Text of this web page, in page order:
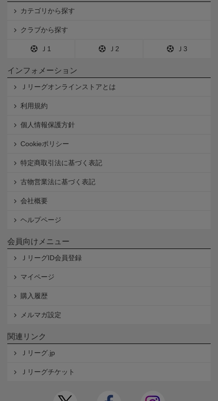
カテゴリから探す
クラブから探す
Ｊ1 Ｊ2 Ｊ3
インフォメーション
Ｊリーグオンラインストアとは
利用規約
個人情報保護方針
Cookieポリシー
特定商取引法に基づく表記
古物営業法に基づく表記
会社概要
ヘルプページ
会員向けメニュー
ＪリーグID会員登録
マイページ
購入履歴
メルマガ設定
関連リンク
Ｊリーグ.jp
Ｊリーグチケット